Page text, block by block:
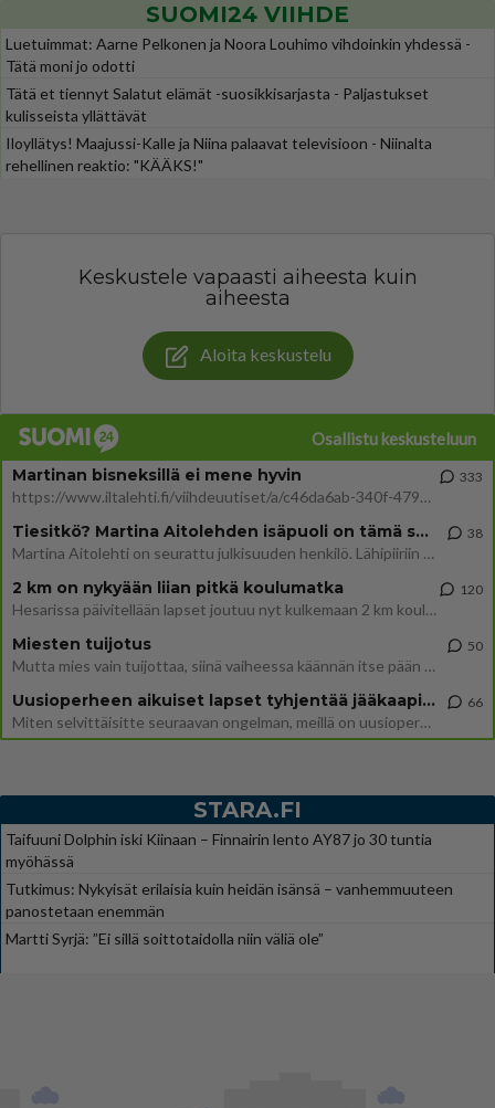
SUOMI24 VIIHDE
Luetuimmat: Aarne Pelkonen ja Noora Louhimo vihdoinkin yhdessä -
Tätä moni jo odotti
Tätä et tiennyt Salatut elämät -suosikkisarjasta - Paljastukset
kulisseista yllättävät
Iloyllätys! Maajussi-Kalle ja Niina palaavat televisioon - Niinalta
rehellinen reaktio: "KÄÄKS!"
Keskustele vapaasti aiheesta kuin
aiheesta
Aloita keskustelu
Osallistu keskusteluun
Martinan bisneksillä ei mene hyvin
https://www.iltalehti.fi/viihdeuutiset/a/c46da6ab-340f-4790-aaa7-0865eed2336 Yrityksen konkurssihakemus on tullut kärä
333
Tiesitkö? Martina Aitolehden isäpuoli on tämä suosittu laulaja
Martina Aitolehti on seurattu julkisuuden henkilö. Lähipiiriin mahtuu muitakin tunnettuja henkilöitä. Tiesitkö, että Ma
38
2 km on nykyään liian pitkä koulumatka
Hesarissa päivitellään lapset joutuu nyt kulkemaan 2 km kouluun jösses. Ruostefillarilla tuo matka menee vaikka miten äk
120
Miesten tuijotus
Mutta mies vain tuijottaa, siinä vaiheessa käännän itse pään pois. Mikä juttu? Yleensä jos joku tuijottaa tai katsoo, hä
50
Uusioperheen aikuiset lapset tyhjentää jääkaapin käydessään
Miten selvittäisitte seuraavan ongelman, meillä on uusioperhe, minulla teini-ikäiset lapset ja puolisolla aikuiset, jotk
66
STARA.FI
Taifuuni Dolphin iski Kiinaan – Finnairin lento AY87 jo 30 tuntia
myöhässä
Tutkimus: Nykyisät erilaisia kuin heidän isänsä – vanhemmuuteen
panostetaan enemmän
Martti Syrjä: ”Ei sillä soittotaidolla niin väliä ole”